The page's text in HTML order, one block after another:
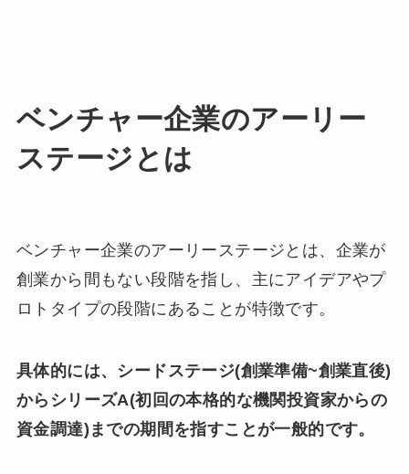
ベンチャー企業のアーリー
ステージとは
ベンチャー企業のアーリーステージとは、企業が
創業から間もない段階を指し、主にアイデアやプ
ロトタイプの段階にあることが特徴です。
具体的には、シードステージ(創業準備~創業直後)
からシリーズA(初回の本格的な機関投資家からの
資金調達)までの期間を指すことが一般的です。